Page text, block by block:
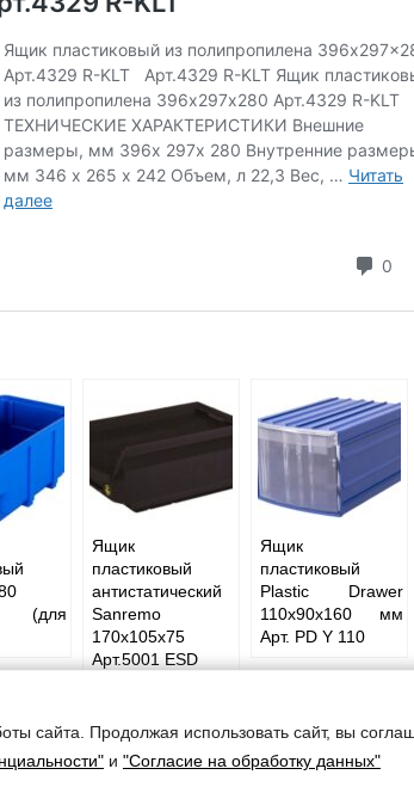
сайта. Продолжая использовать сайт, вы
и "Согласие на обработку данных"
(для
Ящик
пластиковый
антистатический
Sanremo
170x105x75
Арт.5001 ESD
Ящик
пластиковый
Plastic Drawer
110x90x160 мм
Арт. PD Y 110
50в, офис 15